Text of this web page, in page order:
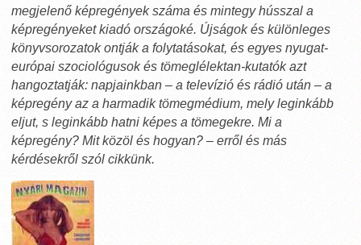
megjelenő képregények száma és mintegy hússzal a
képregényeket kiadó országoké. Újságok és különleges
könyvsorozatok ontják a folytatásokat, és egyes nyugat-
európai szociológusok és tömeglélektan-kutatók azt
hangoztatják: napjainkban – a televízió és rádió után – a
képregény az a harmadik tömegmédium, mely leginkább
eljut, s leginkább hatni képes a tömegekre. Mi a
képregény? Mit közöl és hogyan? – erről és más
kérdésekről szól cikkünk.